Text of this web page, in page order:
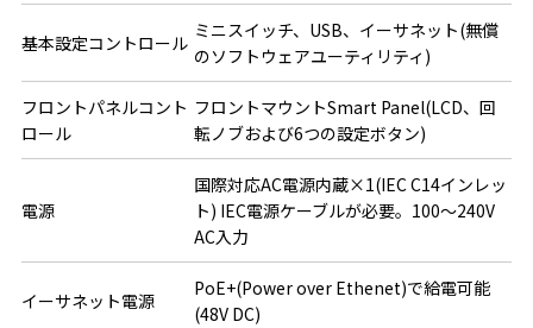
基本設定コントロール
ミニスイッチ、USB、イーサネット(無償
のソフトウェアユーティリティ)
フロントパネルコント
ロール
フロントマウントSmart Panel(LCD、回
転ノブおよび6つの設定ボタン)
電源
国際対応AC電源内蔵×1(IEC C14インレッ
ト) IEC電源ケーブルが必要。100～240V
AC入力
イーサネット電源
PoE+(Power over Ethenet)で給電可能
(48V DC)